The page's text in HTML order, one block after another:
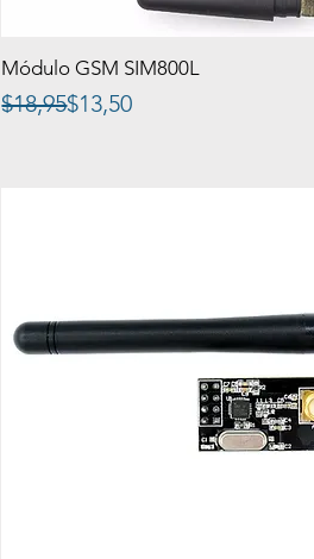
Módulo GSM SIM800L
Precio
$18,95
Precio de oferta
$13,50